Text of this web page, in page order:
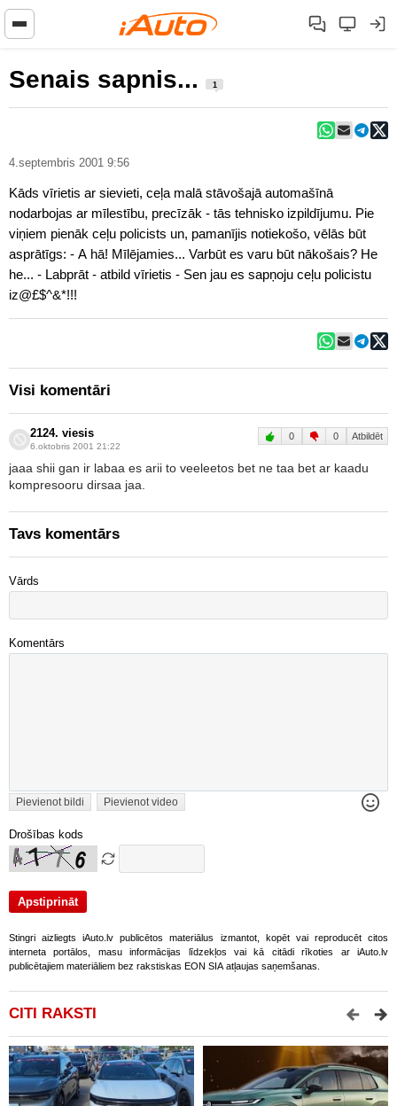
Senais sapnis... 1
4.septembris 2001 9:56
Kāds vīrietis ar sievieti, ceļa malā stāvošajā automašīnā
nodarbojas ar mīlestību, precīzāk - tās tehnisko izpildījumu. Pie
viņiem pienāk ceļu policists un, pamanījis notiekošo, vēlās būt
asprātīgs: - A hā! Mīlējamies... Varbūt es varu būt nākošais? He
he... - Labprāt - atbild vīrietis - Sen jau es sapņoju ceļu policistu
iz@£$^&*!!!
Visi komentāri
2124. viesis
6.oktobris 2001 21:22
0 0 Atbildēt
jaaa shii gan ir labaa es arii to veeleetos bet ne taa bet ar kaadu
kompresooru dirsaa jaa.
Tavs komentārs
Vārds
Komentārs
Pievienot bildi Pievienot video
Drošības kods
Stingri aizliegts iAuto.lv publicētos materiālus izmantot, kopēt vai reproducēt citos
interneta portālos, masu informācijas līdzekļos vai kā citādi rīkoties ar iAuto.lv
publicētajiem materiāliem bez rakstiskas EON SIA atļaujas saņemšanas.
CITI RAKSTI